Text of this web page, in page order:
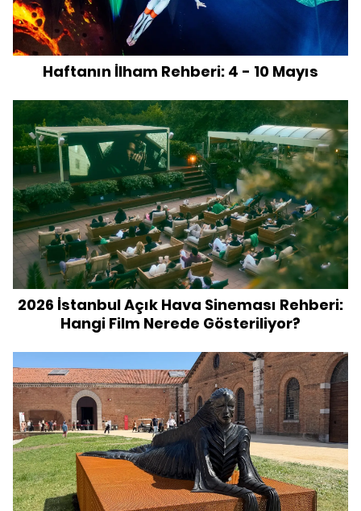
Haftanın İlham Rehberi: 4 - 10 Mayıs
2026 İstanbul Açık Hava Sineması Rehberi:
Hangi Film Nerede Gösteriliyor?